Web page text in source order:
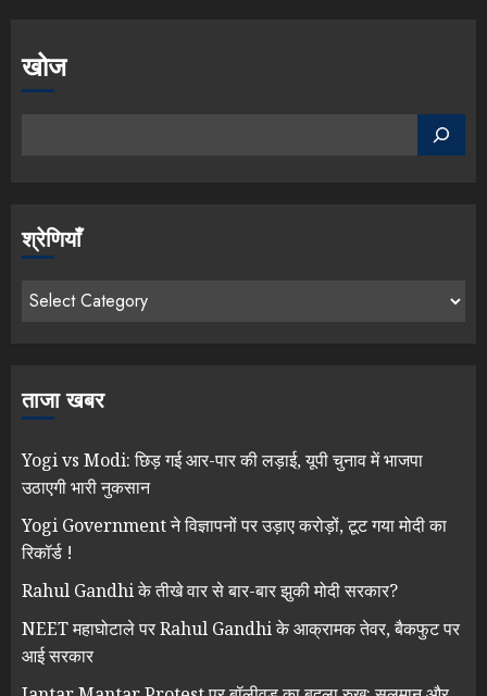
खोज
श्रेणियाँ
ताजा खबर
Yogi vs Modi: छिड़ गई आर-पार की लड़ाई, यूपी चुनाव में भाजपा
उठाएगी भारी नुकसान
Yogi Government ने विज्ञापनों पर उड़ाए करोड़ों, टूट गया मोदी का
रिकॉर्ड !
Rahul Gandhi के तीखे वार से बार-बार झुकी मोदी सरकार?
NEET महाघोटाले पर Rahul Gandhi के आक्रामक तेवर, बैकफुट पर
आई सरकार